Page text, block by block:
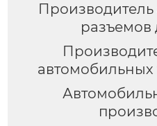
разъемов
автомобильных